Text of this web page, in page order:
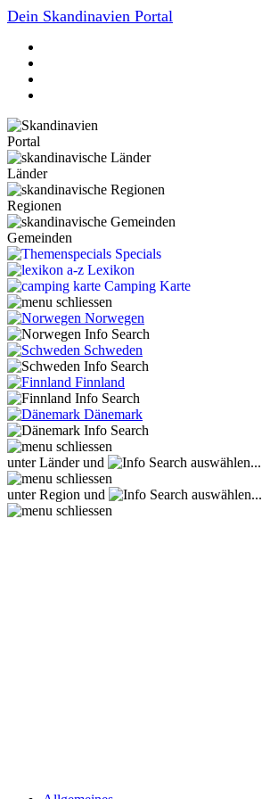
Dein Skandinavien Portal
Portal
Länder
Regionen
Gemeinden
Specials
Lexikon
Camping Karte
Norwegen
Schweden
Finnland
Dänemark
unter Länder und auswählen...
unter Region und auswählen...